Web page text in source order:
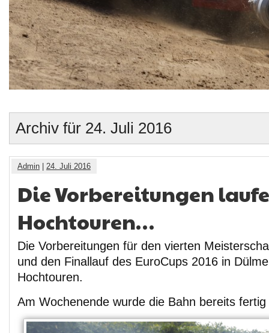
Archiv für 24. Juli 2016
Admin 24. Juli 2016
Die Vorbereitungen
Hochtouren…
Die Vorbereitungen für den vierten
und den Finallauf des EuroCups 2016 in
Hochtouren.
Am Wochenende wurde die Bahn bereits